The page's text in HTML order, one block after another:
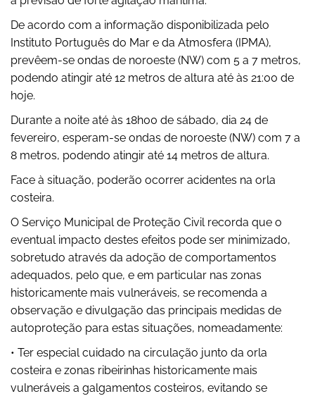
De acordo com a informação disponibilizada pelo
Instituto Português do Mar e da Atmosfera (IPMA),
prevêem-se ondas de noroeste (NW) com 5 a 7 metros,
podendo atingir até 12 metros de altura até às 21:00 de
hoje.
Durante a noite até às 18h00 de sábado, dia 24 de
fevereiro, esperam-se ondas de noroeste (NW) com 7 a
8 metros, podendo atingir até 14 metros de altura.
Face à situação, poderão ocorrer acidentes na orla
costeira.
O Serviço Municipal de Proteção Civil recorda que o
eventual impacto destes efeitos pode ser minimizado,
sobretudo através da adoção de comportamentos
adequados, pelo que, e em particular nas zonas
historicamente mais vulneráveis, se recomenda a
observação e divulgação das principais medidas de
autoproteção para estas situações, nomeadamente:
• Ter especial cuidado na circulação junto da orla
costeira e zonas ribeirinhas historicamente mais
vulneráveis a galgamentos costeiros, evitando se